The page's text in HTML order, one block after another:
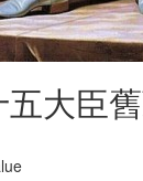
五大臣